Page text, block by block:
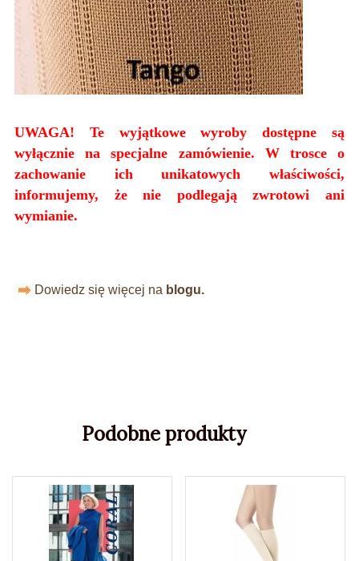
UWAGA! Te wyjątkowe wyroby dostępne są
wyłącznie na specjalne zamówienie. W trosce o
zachowanie ich unikatowych właściwości,
informujemy, że nie podlegają zwrotowi ani
wymianie.
Dowiedz się więcej na blogu.
Podobne produkty